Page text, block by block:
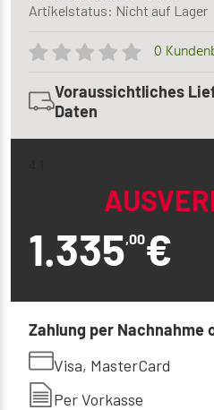
Artikelstatus: Nicht auf Lager
0
Voraussichtliches
Daten
1.335,00€
Zahlung per Nachnahme
Visa, MasterCard
Per Vorkasse